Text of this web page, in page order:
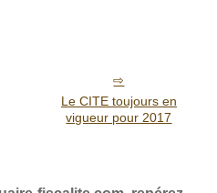
Le CITE toujours en
vigueur pour 2017